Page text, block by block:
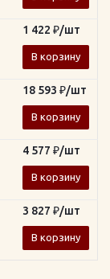
1 422 ₽/шт
В корзину
18 593 ₽/шт
В корзину
4 577 ₽/шт
В корзину
3 827 ₽/шт
В корзину